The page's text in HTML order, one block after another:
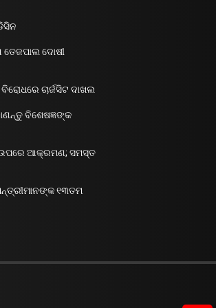
ତେଜପାଲ ଦୋଷୀ
ଚାର୍ଜସିଟ ଦାଖଲ
ବିଶେଷଜ୍ଞଙ୍କ
ଉପରେ ଆକ୍ରମଣ; ସମସ୍ତ
୧୩ତମ